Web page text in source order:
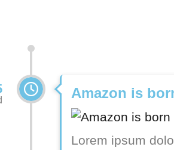
Amazon is
Lorem ipsum